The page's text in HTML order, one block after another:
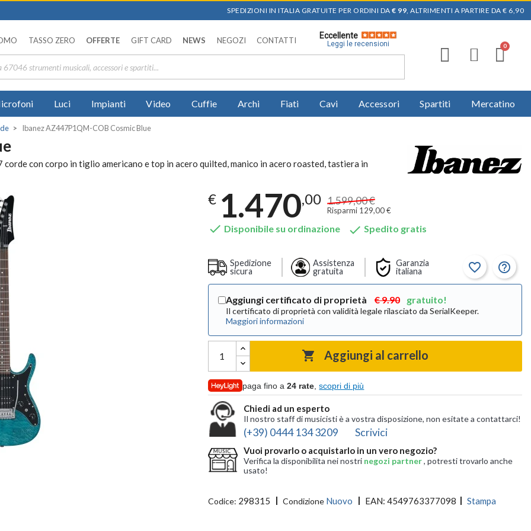
SPEDIZIONI IN ITALIA GRATUITE PER ORDINI DA € 99, ALTRIMENTI A PARTIRE DA € 6,90
TASSO ZERO OFFERTE GIFT CARD NEWS NEGOZI CONTATTI
Eccellente
Leggi le recensioni
Luci Impianti Video Cuffie Archi Fiati Cavi Accessori Spartiti Mercatino
Ibanez AZ447P1QM-COB Cosmic Blue
con corpo in tiglio americano e top in acero quilted, manico in acero roasted, tastiera in
€ 1.470,00 1.599,00 €
Risparmi 129,00 €
 Disponibile su ordinazione  Spedito gratis
Spedizione
sicura
Assistenza
gratuita
Garanzia
italiana
favorite_border help_outline
Aggiungi certificato di proprietà € 9.90 gratuito!
Il certificato di proprietà con validità legale rilasciato da SerialKeeper.
Maggiori informazioni
 Aggiungi al carrello
paga fino a24 rate ,scopri di più
Chiedi ad un esperto
Il nostro staff di musicisti è a vostra disposizione, non esitate a contattarci!
(+39) 0444 134 3209 Scrivici
Vuoi provarlo o acquistarlo in un vero negozio?
Verifica la disponibilita nei nostri negozi partner, potresti trovarlo anche
usato!
Codice: 298315 Condizione Nuovo EAN: 4549763377098 Stampa